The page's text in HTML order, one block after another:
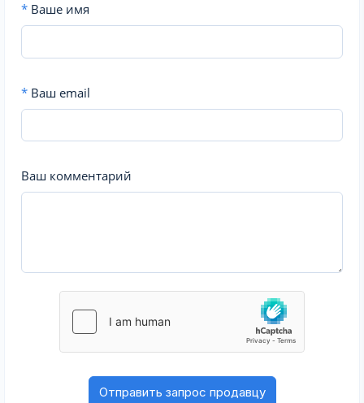
* Ваше имя
* Ваш email
Ваш комментарий